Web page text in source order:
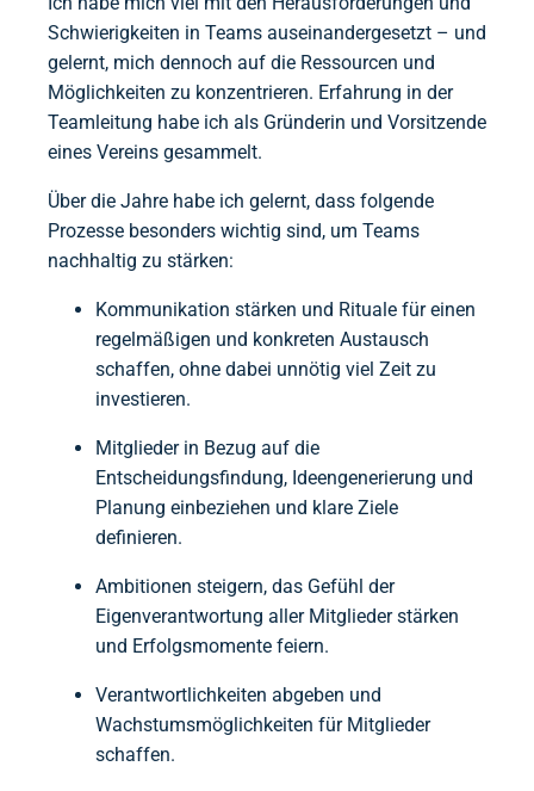
Schwierigkeiten in Teams auseinandergesetzt – und
gelernt, mich dennoch auf die Ressourcen und
Möglichkeiten zu konzentrieren. Erfahrung in der
Teamleitung habe ich als Gründerin und Vorsitzende
eines Vereins gesammelt.
Über die Jahre habe ich gelernt, dass folgende
Prozesse besonders wichtig sind, um Teams
nachhaltig zu stärken:
Kommunikation stärken und Rituale für einen
regelmäßigen und konkreten Austausch
schaffen, ohne dabei unnötig viel Zeit zu
investieren.
Mitglieder in Bezug auf die
Entscheidungsfindung, Ideengenerierung und
Planung einbeziehen und klare Ziele
definieren.
Ambitionen steigern, das Gefühl der
Eigenverantwortung aller Mitglieder stärken
und Erfolgsmomente feiern.
Verantwortlichkeiten abgeben und
Wachstumsmöglichkeiten für Mitglieder
schaffen.